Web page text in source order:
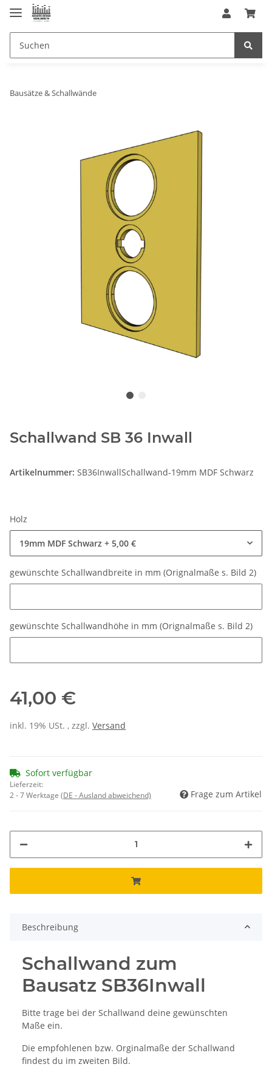
Bausätze & Schallwände
Schallwand SB 36 Inwall
Artikelnummer: SB36InwallSchallwand-19mm MDF Schwarz
Holz
19mm MDF Schwarz + 5,00 €
gewünschte Schallwandbreite in mm (Orignalmaße s. Bild 2)
gewünschte Schallwandhöhe in mm (Orignalmaße s. Bild 2)
41,00 €
inkl. 19% USt. , zzgl. Versand
Sofort verfügbar
Lieferzeit:
2 - 7 Werktage (DE - Ausland abweichend) Frage zum Artikel
Beschreibung
Schallwand zum
Bausatz SB36Inwall
Bitte trage bei der Schallwand deine gewünschten
Maße ein.
Die empfohlenen bzw. Orginalmaße der Schallwand
findest du im zweiten Bild.